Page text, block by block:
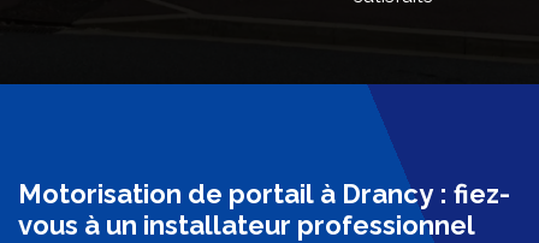
Motorisation de portail à Drancy : fiez-
vous à un installateur professionnel